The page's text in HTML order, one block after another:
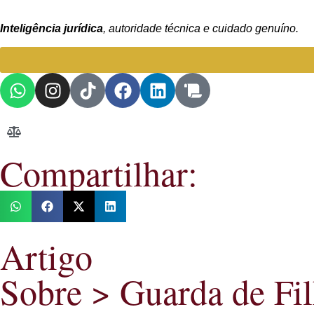
Inteligência jurídica, autoridade técnica e cuidado genuíno.
Compartilhar:
Artigo
Sobre > Guarda de